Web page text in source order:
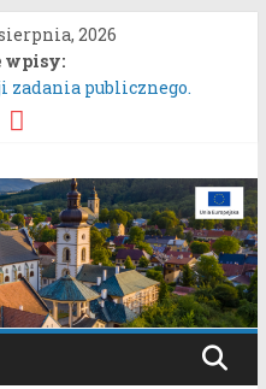
2026
wpisy:
zadania publicznego.
STAREGO
użyczenie.
Województwa
zadania publicznego
złożonej przez
zmiany „Miejscowego